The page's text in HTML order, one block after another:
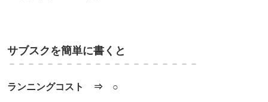
サブスクを簡単に書くと
－－－－－－－－－－－－－ －－－－－－－
ランニングコスト ⇒ ○